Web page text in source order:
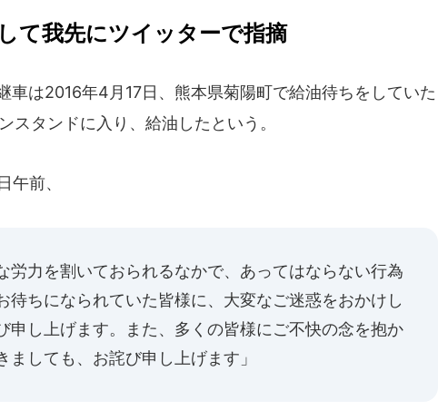
て我先にツイッターで指摘
車は2016年4月17日、熊本県菊陽町で給油待ちをしていた
スタンドに入り、給油したという。
午前、
労力を割いておられるなかで、あってはならない行為
待ちになられていた皆様に、大変なご迷惑をおかけし
申し上げます。また、多くの皆様にご不快の念を抱か
しても、お詫び申し上げます」